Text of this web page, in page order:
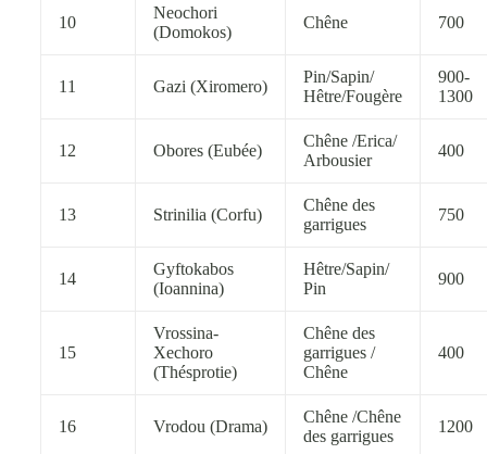
10
Neochori
(Domokos)
Chêne 700
11 Gazi (Xiromero)
Pin/Sapin/
Hêtre/Fougère
900-
1300
12 Obores (Eubée)
Chêne /Erica/
Arbousier
400
13 Strinilia (Corfu)
Chêne des
garrigues
750
14
Gyftokabos
(Ioannina)
Hêtre/Sapin/
Pin
900
15
Vrossina-
Xechoro
(Thésprotie)
Chêne des
garrigues /
Chêne
400
16 Vrodou (Drama)
Chêne /Chêne
des garrigues
1200